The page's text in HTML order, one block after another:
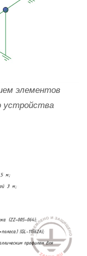
элементов
устройства​